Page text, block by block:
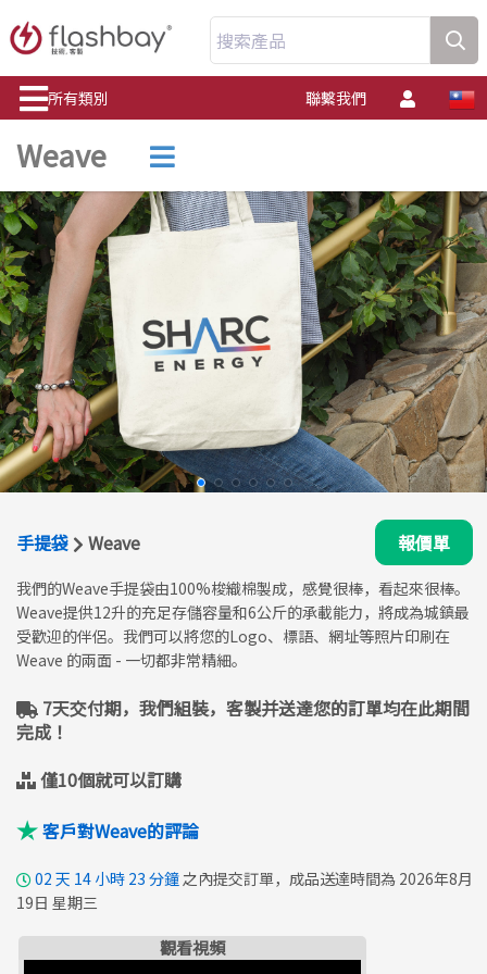
搜索產品
所有類別 聯繫我們
Weave
手提袋 Weave 報價單
我們的Weave手提袋由100%梭織棉製成，感覺很棒，看起來很棒。
Weave提供12升的充足存儲容量和6公斤的承載能力，將成為城鎮最
受歡迎的伴侶。我們可以將您的Logo、標語、網址等照片印刷在
Weave 的兩面 - 一切都非常精細。
7天交付期，我們組裝，客製并送達您的訂單均在此期間
完成！
僅10個就可以訂購
客戶對Weave的評論
02 天 14 小時 23 分鐘 之內提交訂單，成品送達時間為 2026年8月
19日 星期三
觀看視頻